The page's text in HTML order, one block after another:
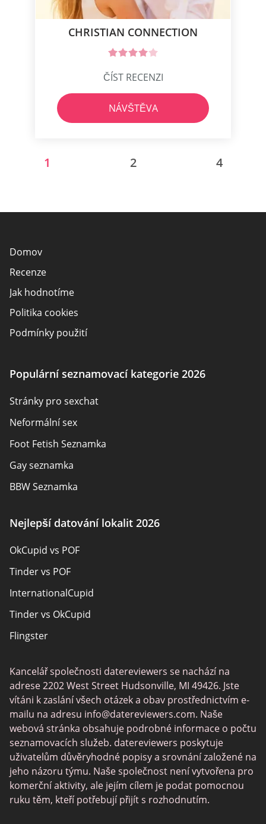
CHRISTIAN CONNECTION
ČÍST RECENZI
NÁVŠTĚVA
1 2 4
Domov
Recenze
Jak hodnotíme
Politika cookies
Podmínky použití
O nás
Populární seznamovací kategorie 2026
Stránky pro sexchat
Neformální sex
Foot Fetish Seznamka
Gay seznamka
BBW Seznamka
Pansexual Seznamka
Rencontres adultes
Senior Seznamka
Christian Seznamka
Místní singly online
Trans Seznamka
Seznamovací aplikace
Nejlepší datování lokalit 2026
OkCupid vs POF
Tinder vs POF
InternationalCupid
Tinder vs OkCupid
Flingster
Chat Avenue
Zoosk vs Match
Feabie
POF vs Match
SPDate
eHarmony vs OkCupid
TenderMeets
Kancelář společnosti datereviewers se nachází na
adrese 2202 West Street Hudsonville, MI 49426. Jste
vítáni k zaslání všech otázek a obav prostřednictvím e-
mailu na adresu info@datereviewers.com. Naše
webová stránka obsahuje podrobné informace o počtu
seznamovacích služeb. datereviewers poskytuje
uživatelům důvěryhodné popisy a srovnání založené na
jeho názoru týmu. Naše společnost není vytvořena pro
komerční aktivity, ale jejím cílem je podat pomocnou
ruku těm, kteří potřebují přijít s rozhodnutím.